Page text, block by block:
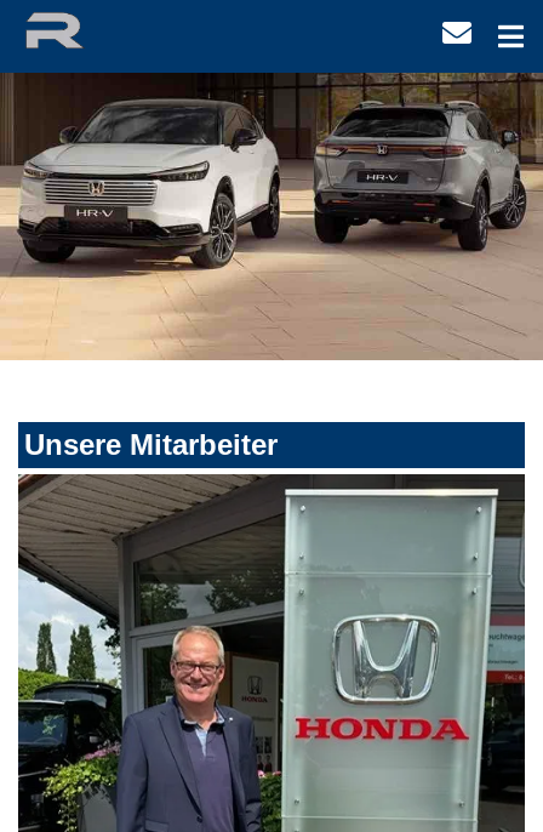
Unsere Mitarbeiter